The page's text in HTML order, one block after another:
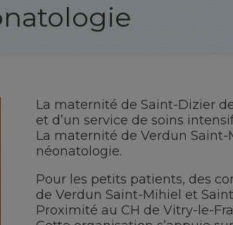
La maternité de Saint-Dizier
et d’un service de soins
La maternité de Verdun
néonatologie.
Pour les petits patients, des
de Verdun Saint-Mihiel et
Proximité au CH de Vitry-le-